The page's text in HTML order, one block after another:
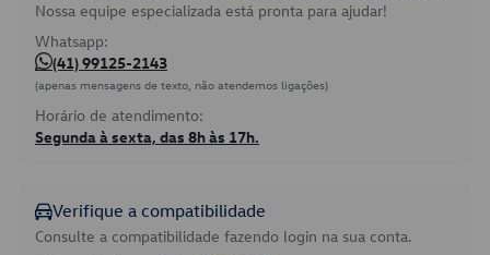
Nossa equipe especializada está pronta para ajudar!
Whatsapp:
(41) 99125-2143
(apenas mensagens de texto, não atendemos ligações)
Horário de atendimento:
Segunda à sexta, das 8h às 17h.
Verifique a compatibilidade
Consulte a compatibilidade fazendo login na sua conta.